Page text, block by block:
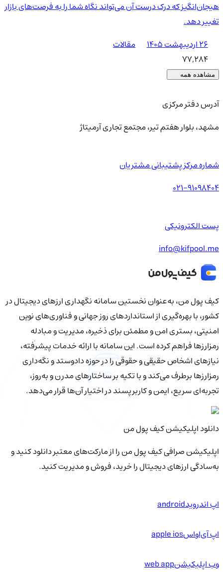
هیجان‌انگیز که درک درست آن می‌تواند نگاه شما را به فرصت‌های بازار
تغییر دهد.
۲۶ اردیبهشت ۱۴۰۵
مقالات
77,284
مشاهده همه
آدرس دفتر مرکزی
مشهد، بلوار هفتم تیر، مجتمع تجاری آرمیتاژ
شماره مرکز پشتیبانی مشتریان
021-91098404
پست الکترونیکی
info@kifpool.me
کیف‌ پول من، به‌عنوان نخستین سامانه نگهداری ارزهای دیجیتال در
کشور، با بهره‌گیری از استانداردهای روز جهانی و فناوری‌های نوین
امنیتی، بستری امن و مطمئن برای ذخیره، مدیریت و مبادله
رمزارزها فراهم کرده است. این سامانه با ارائه خدمات پیشرفته،
نیازهای اشخاص حقیقی و حقوقی را در حوزه دادوستد و نگه‌داری
رمزارزها برطرف می‌کند و با تکیه بر ساختارهای مدرن و به‌روز،
تجربه‌ای سریع، ایمن و کاربرپسند در اختیار آن‌ها قرار می‌دهد.
دانلود اپلیکیشن کیف‌ پول من
اپلیکیشن صرافی کیف پول من را از مارکت‌های معتبر دانلود کنید و
به‌سادگی ارزهای دیجیتال را خرید، فروش و مدیریت کنید.
اپ اندرویدandroid
اپ آی‌او‌اسapple ios
وب اپلیکیشنweb app